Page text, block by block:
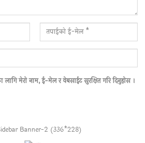
लागि मेराे नाम, ई-मेल र वेबसाईट सुरक्षित गरि दिनुहाेस ।